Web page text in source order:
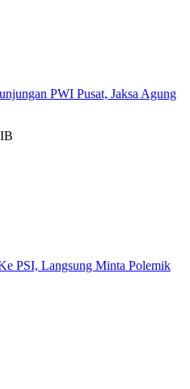
PWI Pusat, Jaksa Agung
PSI, Langsung Minta Polemik